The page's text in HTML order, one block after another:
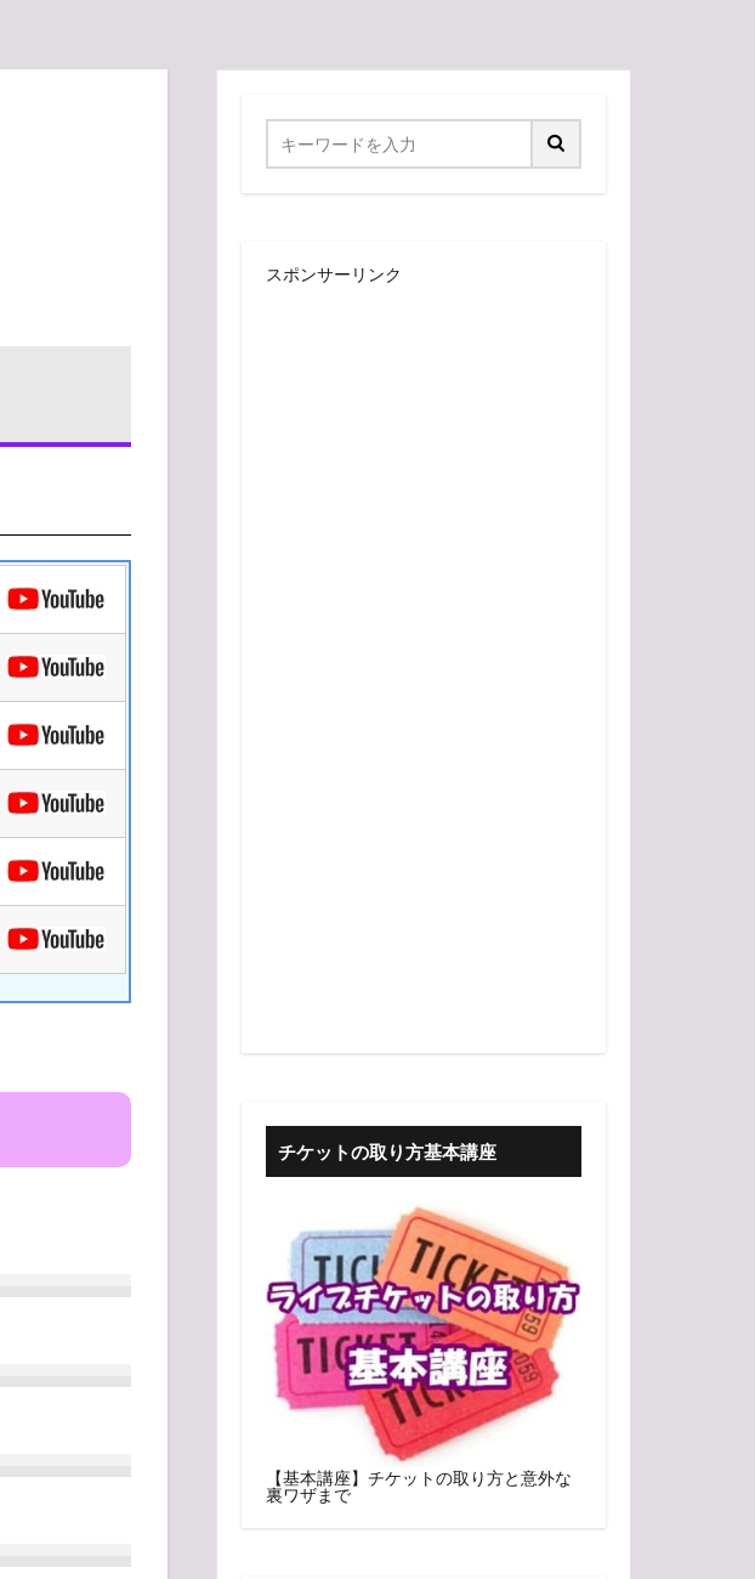
スポンサーリンク
チケットの取り方基本講座
【基本講座】チケットの取り方と意外な
裏ワザまで